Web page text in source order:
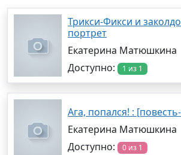
Трикси-Фикси и
портрет
Екатерина Матюшкина
Доступно:
1 из 1
Ага, попался! :
Екатерина Матюшкина
Доступно:
0 из 1